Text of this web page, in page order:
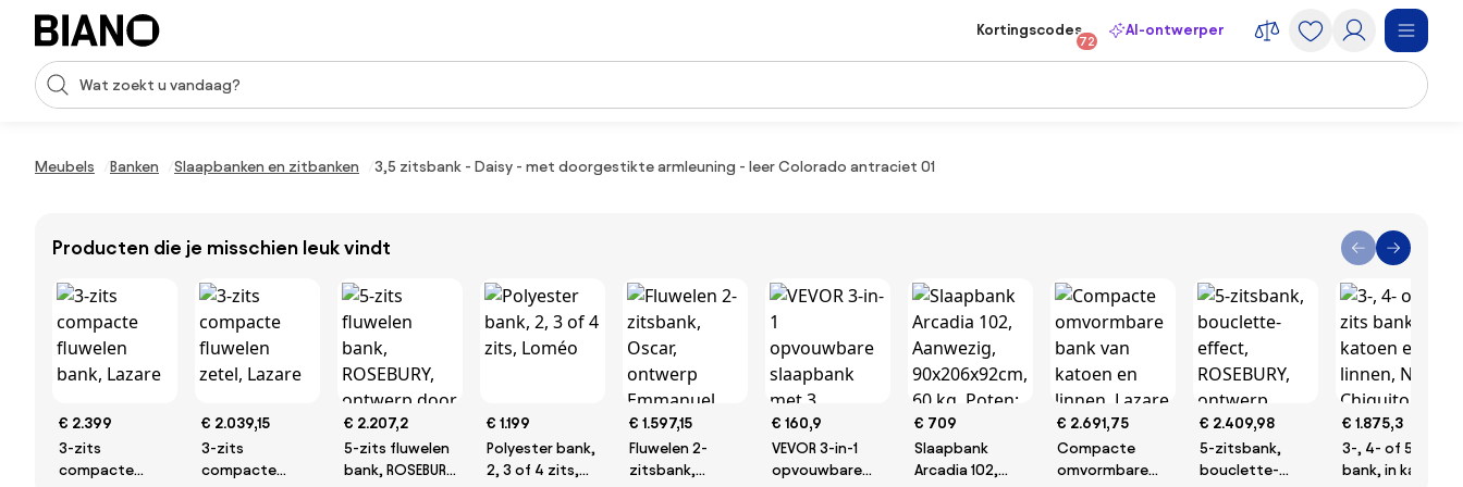
Navigatie overslaan, naar inhoud springen
Zoekopdracht invoeren
Kortingscodes
72
AI-ontwerper
Meubels Banken Slaapbanken en zitbanken 3,5 zitsbank - Daisy - met doorgestikte armleuning - leer Colorado antraciet 01
Producten die je misschien leuk vindt
€ 2.399
3-zits
compacte
€ 2.039,15
3-zits
compacte
€ 2.207,2
5-zits fluwelen
bank, ROSEBURY,
€ 1.199
Polyester bank,
2, 3 of 4 zits,
€ 1.597,15
Fluwelen 2-
zitsbank,
€ 160,9
VEVOR 3-in-1
opvouwbare
€ 709
Slaapbank
Arcadia 102,
€ 2.691,75
Compacte
omvormbare
€ 2.409,98
5-zitsbank,
bouclette-
€ 1.875,3
3-, 4- of 5-zits
bank, in katoen